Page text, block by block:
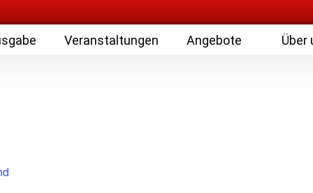
Veranstaltungen Angebote Über